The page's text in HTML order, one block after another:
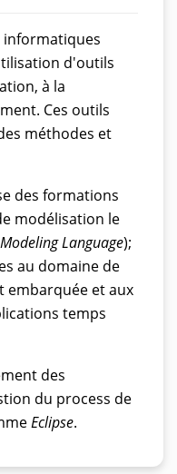
informatiques
d'outils
à la
Ces outils
méthodes et
des formations
modélisation le
Language);
au domaine de
et aux
temps
des
du process de
Eclipse.